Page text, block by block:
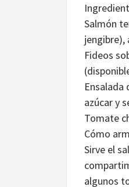
Salmón
jengibre),
Fideos
Ensalada
azúcar y
Tomate
Cómo
Sirve el
algunos